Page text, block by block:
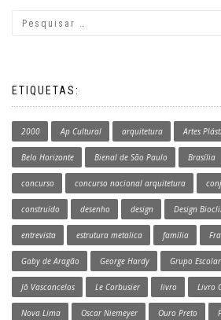
ETIQUETAS:
2000 Ap Cultural arquitetura Artes
Belo Horizonte Bienal de São Paulo Brasília
concurso concurso nacional arquitetura
construído desenho design Design
entrevista estrutura metalica família
Gaby de Aragão George Hardy Grupo Escolar
Jô Vasconcelos Le Corbusier livro Livro
Nova Lima Oscar Niemeyer Ouro Preto